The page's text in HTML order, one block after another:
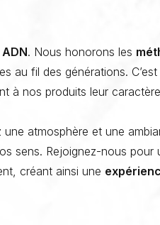
ADN. Nous honorons les
au fil des générations.
à nos produits leur
atmosphère et une
sens. Rejoignez-nous pour
créant ainsi une